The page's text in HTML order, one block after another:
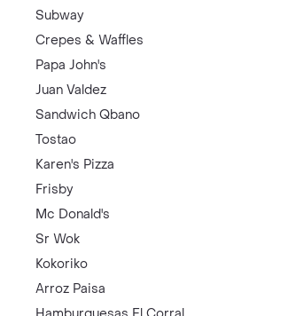
Subway
Crepes & Waffles
Papa John's
Juan Valdez
Sandwich Qbano
Tostao
Karen's Pizza
Frisby
Mc Donald's
Sr Wok
Kokoriko
Arroz Paisa